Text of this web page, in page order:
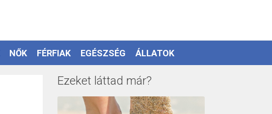
NŐK FÉRFIAK EGÉSZSÉG ÁLLATOK
Ezeket láttad már?